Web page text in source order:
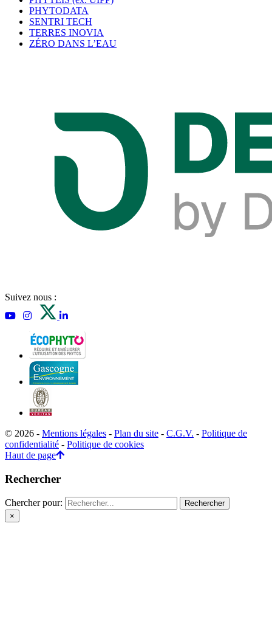
PHYTODATA
SENTRI TECH
TERRES INOVIA
ZÉRO DANS L’EAU
Suivez nous :
© 2026 - Mentions légales - Plan du site - C.G.V. - Politique de
confidentialité - Politique de cookies
Haut de page
Rechercher
Chercher pour:
×